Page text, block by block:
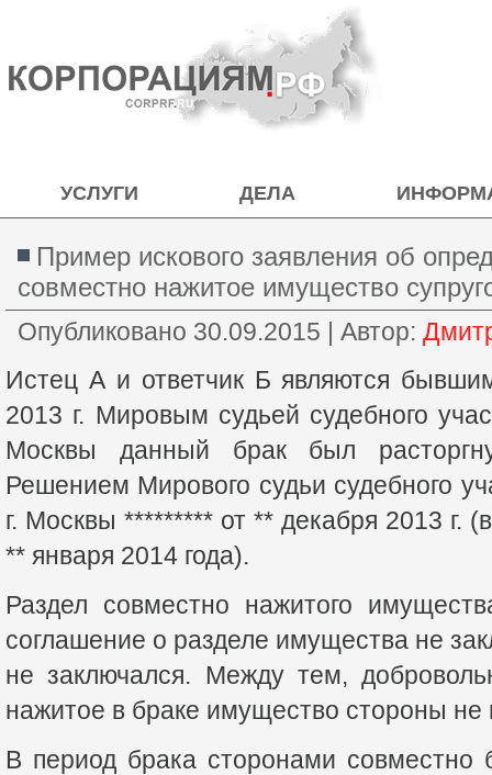
УСЛУГИ ДЕЛА
Пример искового заявления об
совместно нажитое имущество
Опубликовано 30.09.2015 | Автор:
Истец А и ответчик Б являются
2013 г. Мировым судьей судебного
Москвы данный брак был
Решением Мирового судьи судебного
г. Москвы ********* от ** декабря 2013 г.
** января 2014 года).
Раздел совместно нажитого
соглашение о разделе имущества не
не заключался. Между тем,
нажитое в браке имущество стороны не
В период брака сторонами